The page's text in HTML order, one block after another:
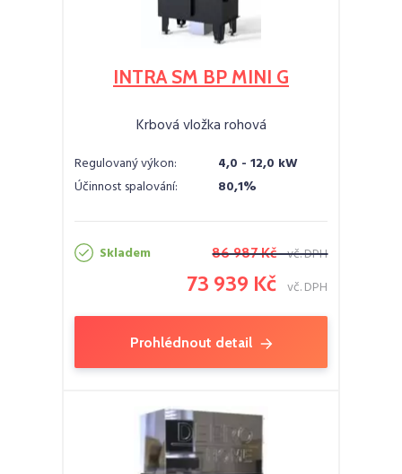
INTRA SM BP MINI G
Krbová vložka rohová
Regulovaný výkon:
4,0 - 12,0 kW
Účinnost spalování:
80,1%
Skladem 86 987 Kč vč. DPH
73 939 Kč vč. DPH
Prohlédnout detail